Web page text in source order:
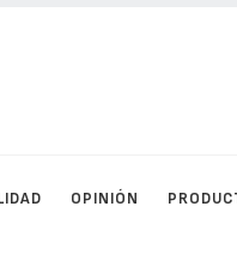
OPINIÓN